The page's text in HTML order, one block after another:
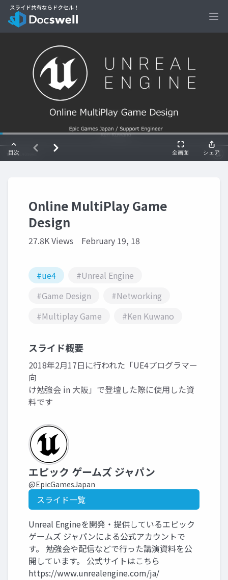
Online MultiPlay Game
Design
27.8K Views February 19, 18
#ue4
#Unreal Engine
#Game Design
#Networking
#Multiplay Game
#Ken Kuwano
スライド概要
2018年2月17日に行われた「UE4プログラマー
向
け勉強会 in 大阪」で登壇した際に使用した資
料です
エピック ゲームズ ジャパン
@EpicGamesJapan
スライド一覧
Unreal Engineを開発・提供しているエピック
ゲームズ ジャパンによる公式アカウントで
す。 勉強会や配信などで行った講演資料を公
開しています。 公式サイトはこちら
https://www.unrealengine.com/ja/